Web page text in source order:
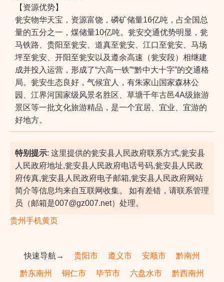
【资源优势】
瓮安物华天宝，资源富饶，磷矿储量16亿吨，占全国总
量的五分之一，煤储量10亿吨。瓮安交通优势明显，瓮
马铁路、贵阳至瓮安、道真至瓮安、江口至瓮安、马场
坪至瓮安、开阳至瓮安以及遵余高速（瓮安段）相继建
成并投入运营，形成了“六高一铁”“黔中大十字”的交通格
局。瓮安生态良好，气候宜人，有朱家山国家森林公
园、江界河国家级风景名胜区、草塘千年古邑4A级旅游
景区等一批文化旅游精品，是一个宜居、宜业、宜游的
好地方。
特别提示: 这里提供的瓮安县人民政府联系方式,瓮安县
人民政府地址,瓮安县人民政府电话号码,瓮安县人民政
府传真,瓮安县人民政府电子邮箱,瓮安县人民政府网站
简介等信息均来自互联网收集。 如有差错，请联系管理
员（邮箱是007@gz007.net）处理。
贵州手机黄页
快速导航→ 贵阳市 遵义市 安顺市 黔南州
黔东南州 铜仁市 毕节市 六盘水市 黔西南州